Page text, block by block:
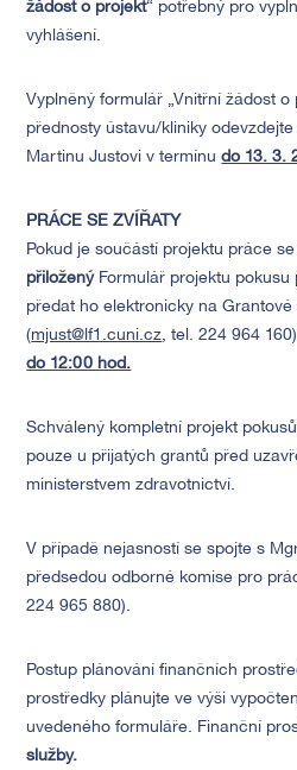
žádost o projekt“ potřebný pro
vyhlášení.
Vyplněný formulář „Vnitřní žádost o
přednosty ústavu/kliniky
Martinu Justovi v termínudo 13. 3.
PRÁCE SE ZVÍŘATY
Pokud je součástí projektu práce
přiloženýFormulář projektu pokusu
předat ho elektronicky na
(mjust@lf1.cuni.cz, tel. 224 964
do 12:00 hod.
Schválený kompletní projekt
pouze u přijatých grantů před
ministerstvem zdravotnictví.
V případě nejasností se spojte s
předsedou odborné komise pro
224 965 880).
Postup plánování finančních
prostředky plánujte ve výši
uvedeného formuláře. Finanční
služby.